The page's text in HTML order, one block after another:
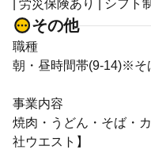
| 労災保険あり | シフト
その他
職種
朝・昼時間帯(9-14)※そ
事業内容
焼肉・うどん・そば・
社ウエスト】